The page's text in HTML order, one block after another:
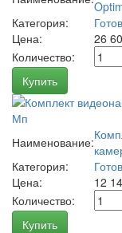
Категория:
Цена:
26
Количество:
Купить
Наименование:
Категория:
Цена:
12
Количество:
Купить